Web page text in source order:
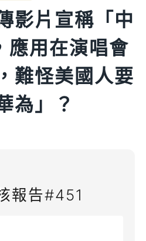
影片宣稱「中
應用在演唱會
難怪美國人要
為」？
報告#451